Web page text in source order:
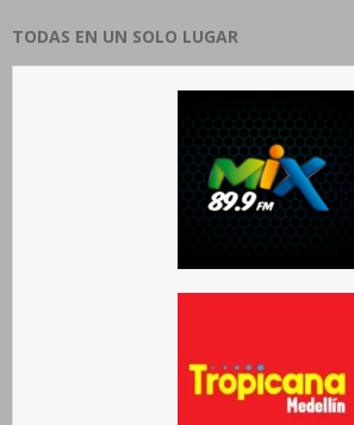
TODAS EN UN SOLO LUGAR